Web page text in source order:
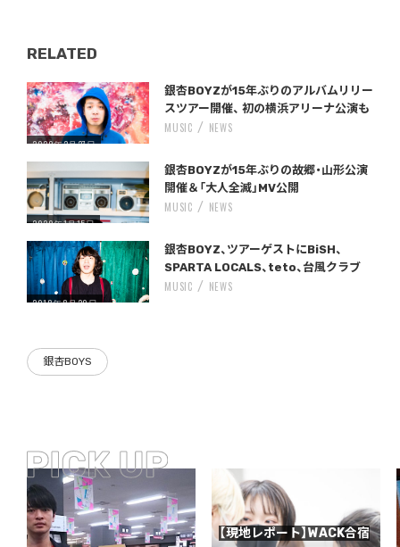
RELATED
Warning : Undefined variable $post_id in
/home/storywriter/storywriter.tokyo/public_html/wp-content/themes/StoryWriter/single.phpon line242
銀杏BOYZが15年ぶりのアルバムリリー
スツアー開催、 初の横浜アリーナ公演も
2020年2月27日
MUSIC NEWS
Warning : Undefined variable $post_id in
/home/storywriter/storywriter.tokyo/public_html/wp-content/themes/StoryWriter/single.phpon line242
銀杏BOYZが15年ぶりの故郷・山形公演
開催＆「大人全滅」MV公開
2020年1月15日
MUSIC NEWS
Warning : Undefined variable $post_id in
/home/storywriter/storywriter.tokyo/public_html/wp-content/themes/StoryWriter/single.phpon line242
銀杏BOYZ、ツアーゲストにBiSH、
SPARTA LOCALS、teto、台風クラブ
2018年8月20日
MUSIC NEWS
銀杏BOYS
【現地レポート】WACK合宿